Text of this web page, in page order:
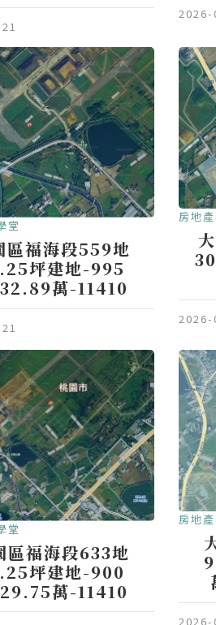
堂
區福海段559地
坪建地-995
萬-11410
房地
堂
區福海段633地
坪建地-900
萬-11410
房地